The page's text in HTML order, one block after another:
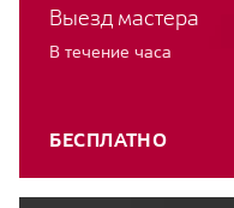
Выезд мастера
В течение часа
БЕСПЛАТНО